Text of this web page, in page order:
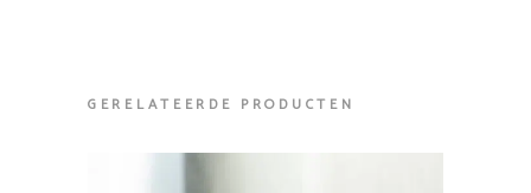
GERELATEERDE PRODUCTEN